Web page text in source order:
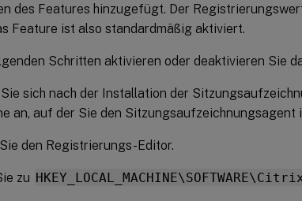
des Features hinzugefügt. Der
Feature ist also standardmäßig aktiviert.
Schritten aktivieren oder deaktivieren Sie
sich nach der Installation der
an, auf der Sie den Sitzungsaufzeichnungsagent
den Registrierungs-Editor.
zu